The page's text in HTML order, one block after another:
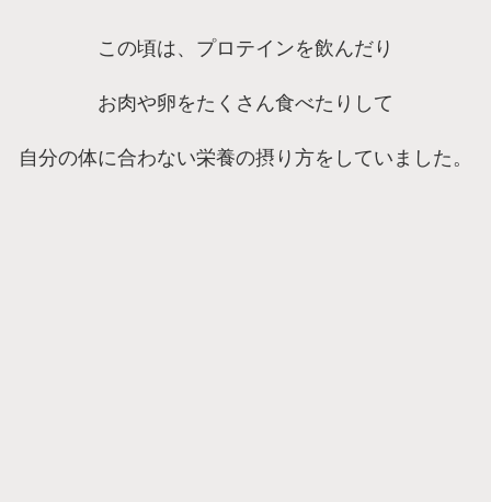
この頃は、プロテインを飲んだり
お肉や卵をたくさん食べたりして
自分の体に合わない栄養の摂り方をしていました。